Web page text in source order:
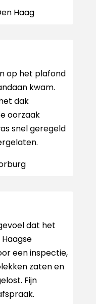
Haag
op het plafond
kwam.
dak
oorzaak
snel geregeld
dat het
een inspectie,
zaten en
Fijn